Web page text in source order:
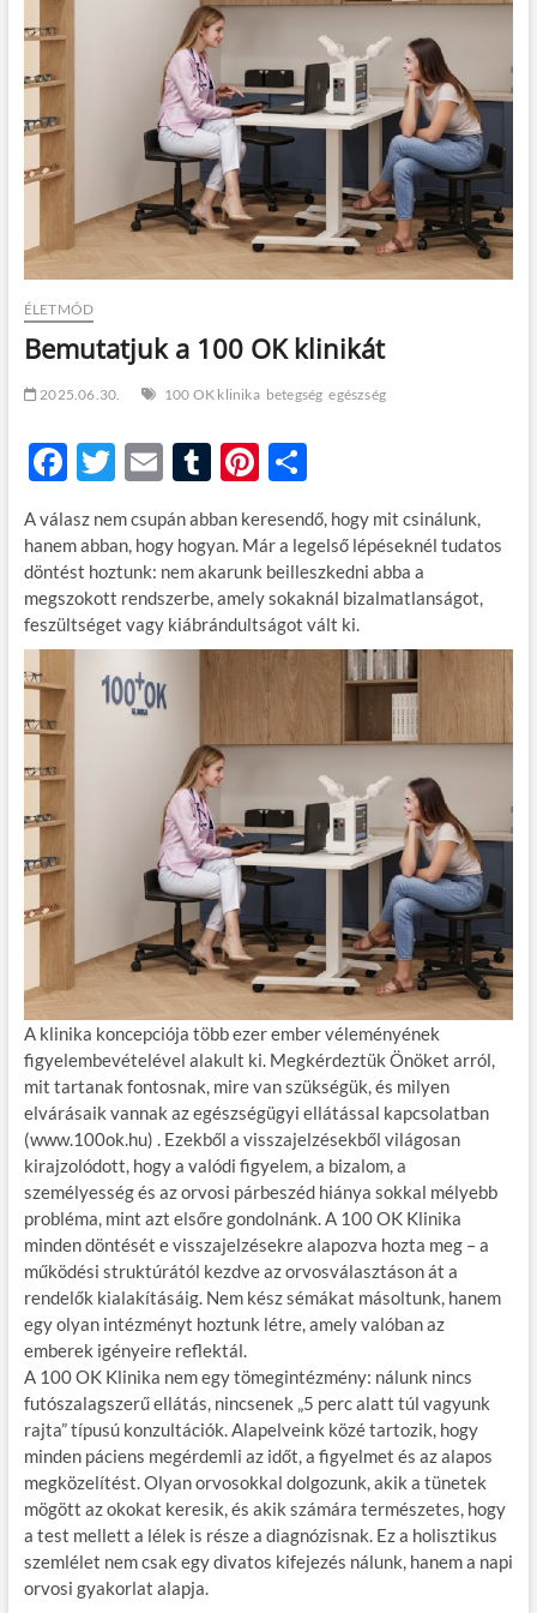
ÉLETMÓD
Bemutatjuk a 100 OK klinikát
2025.06.30. 100 OK klinika betegség egészség
F
e
b
o
o
T
itt
er
E
m
ail
T
u
m
bl
r
Pi
er
es
t
O
ss
za
m
e
g
A válasz nem csupán abban keresendő, hogy mit csinálunk,
hanem abban, hogy hogyan. Már a legelső lépéseknél tudatos
döntést hoztunk: nem akarunk beilleszkedni abba a
megszokott rendszerbe, amely sokaknál bizalmatlanságot,
feszültséget vagy kiábrándultságot vált ki.
A klinika koncepciója több ezer ember véleményének
figyelembevételével alakult ki. Megkérdeztük Önöket arról,
mit tartanak fontosnak, mire van szükségük, és milyen
elvárásaik vannak az egészségügyi ellátással kapcsolatban
(www.100ok.hu) . Ezekből a visszajelzésekből világosan
kirajzolódott, hogy a valódi figyelem, a bizalom, a
személyesség és az orvosi párbeszéd hiánya sokkal mélyebb
probléma, mint azt elsőre gondolnánk. A 100 OK Klinika
minden döntését e visszajelzésekre alapozva hozta meg – a
működési struktúrától kezdve az orvosválasztáson át a
rendelők kialakításáig. Nem kész sémákat másoltunk, hanem
egy olyan intézményt hoztunk létre, amely valóban az
emberek igényeire reflektál.
A 100 OK Klinika nem egy tömegintézmény: nálunk nincs
futószalagszerű ellátás, nincsenek „5 perc alatt túl vagyunk
rajta” típusú konzultációk. Alapelveink közé tartozik, hogy
minden páciens megérdemli az időt, a figyelmet és az alapos
megközelítést. Olyan orvosokkal dolgozunk, akik a tünetek
mögött az okokat keresik, és akik számára természetes, hogy
a test mellett a lélek is része a diagnózisnak. Ez a holisztikus
szemlélet nem csak egy divatos kifejezés nálunk, hanem a napi
orvosi gyakorlat alapja.